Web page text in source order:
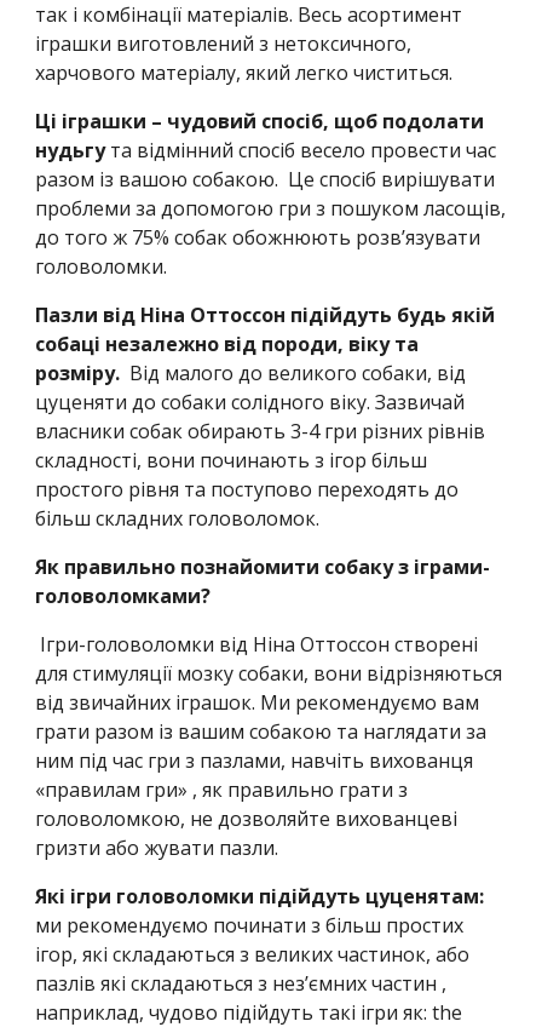
так і комбінації матеріалів. Весь асортимент
іграшки виготовлений з нетоксичного,
харчового матеріалу, який легко чиститься.
Ці іграшки – чудовий спосіб, щоб подолати
нудьгута відмінний спосіб весело провести час
разом із вашою собакою. Це спосіб вирішувати
проблеми за допомогою гри з пошуком ласощів,
до того ж 75% собак обожнюють розв’язувати
головоломки.
Пазли від Ніна Оттоссон підійдуть будь якій
собаці незалежно від породи, віку та
розміру. Від малого до великого собаки, від
цуценяти до собаки солідного віку. Зазвичай
власники собак обирають 3-4 гри різних рівнів
складності, вони починають з ігор більш
простого рівня та поступово переходять до
більш складних головоломок.
Як правильно познайомити собаку з іграми-
головоломками?
Ігри-головоломки від Ніна Оттоссон створені
для стимуляції мозку собаки, вони відрізняються
від звичайних іграшок. Ми рекомендуємо вам
грати разом із вашим собакою та наглядати за
ним під час гри з пазлами, навчіть вихованця
«правилам гри» , як правильно грати з
головоломкою, не дозволяйте вихованцеві
гризти або жувати пазли.
Які ігри головоломки підійдуть цуценятам:
ми рекомендуємо починати з більш простих
ігор, які складаються з великих частинок, або
пазлів які складаються з нез’ємних частин ,
наприклад, чудово підійдуть такі ігри як: the